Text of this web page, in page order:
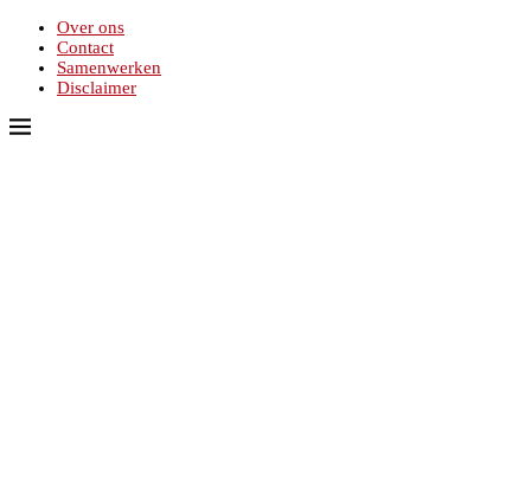
Over ons
Contact
Samenwerken
Disclaimer